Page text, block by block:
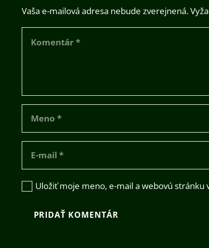
Vaša e-mailová adresa nebude zverejnená.
Uložiť moje meno, e-mail a webovú
PRIDAŤ KOMENTÁR